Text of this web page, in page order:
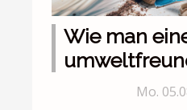
Wie man
Reiseroute
Mo.